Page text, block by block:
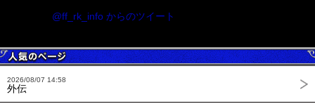
@ff_rk_info からのツイート
2026/08/07 14:58
外伝